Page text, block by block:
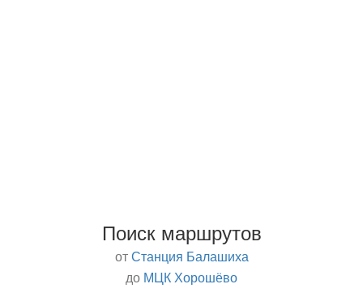
Поиск маршрутов
отСтанция Балашиха
до МЦК Хорошёво